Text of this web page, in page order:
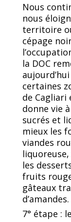
Nous
nous
territoire
cépage
la DOC
certaines
de Cagliari
donne vie
sucrés et
mieux les
viandes
les
fruits
gâteaux
d’amandes.
7° étape :